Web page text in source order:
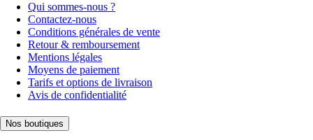
Qui sommes-nous ?
Contactez-nous
Conditions générales de vente
Retour & remboursement
Mentions légales
Moyens de paiement
Tarifs et options de livraison
Avis de confidentialité
Nos boutiques